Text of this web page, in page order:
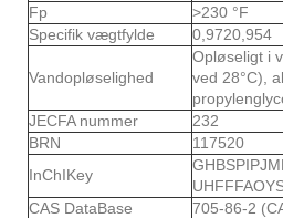
Fp
>230 °F
Specifik vægtfylde
0,9720,954
Vandopløselighed
Opløseligt i
ved 28°C),
JECFA nummer
232
BRN
117520
InChIKey
CAS DataBase
705-86-2